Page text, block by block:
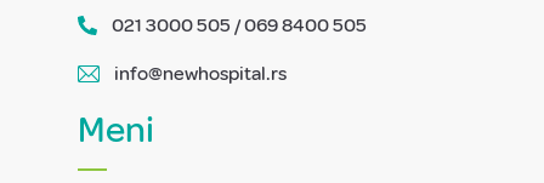
021 3000 505 / 069 8400 505
info@newhospital.rs
Meni